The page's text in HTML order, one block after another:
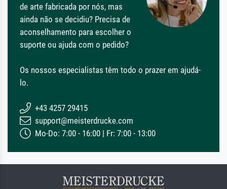
de arte fabricada por nós, mas
ainda não se decidiu? Precisa de
aconselhamento para escolher o
suporte ou ajuda com o pedido?
Os nossos especialistas têm todo o prazer em ajudá-
lo.
+43 4257 29415
support@meisterdrucke.com
Mo-Do: 7:00 - 16:00 | Fr: 7:00 - 13:00